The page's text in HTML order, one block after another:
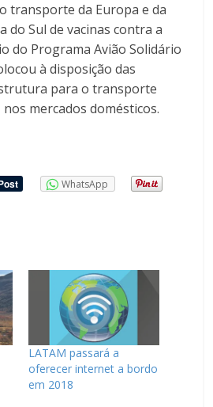
transporte da Europa e da
do Sul de vacinas contra a
do Programa Avião Solidário
à disposição das
para o transporte
mercados domésticos.
WhatsApp
LATAM passará a
oferecer internet a bordo
em 2018